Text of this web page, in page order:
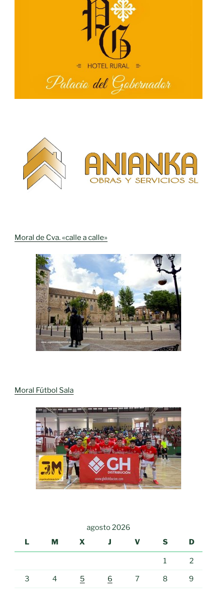
Moral de Cva. «calle a calle»
Moral Fútbol Sala
agosto 2026
L
M X J V S D
1 2
3 4 5 6 7 8 9